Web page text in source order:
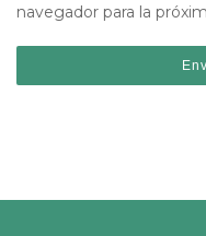
navegador para la